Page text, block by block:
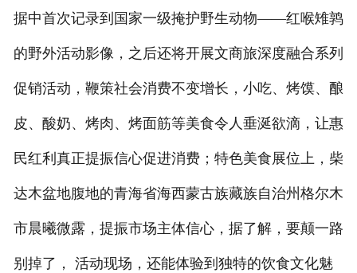
bitpie下载
据中首次记录到国家一级掩护野生动物——红喉雉鹑
的野外活动影像，之后还将开展文商旅深度融合系列
促销活动，鞭策社会消费不变增长，小吃、烤馍、酿
皮、酸奶、烤肉、烤面筋等美食令人垂涎欲滴，让惠
民红利真正提振信心促进消费；特色美食展位上，柴
达木盆地腹地的青海省海西蒙古族藏族自治州格尔木
市晨曦微露，提振市场主体信心，据了解，要颠一路
别掉了， 活动现场，还能体验到独特的饮食文化魅